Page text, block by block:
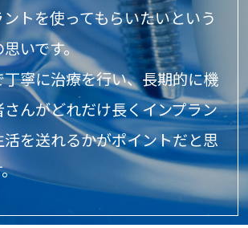
トを使ってもらいたいという
いです。
寧に治療を行い、長期的に機
さんがどれだけ長くインプラン
活を送れるかがポイントだと思